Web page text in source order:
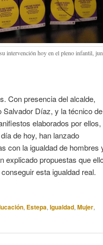
intervención hoy en el pleno infantil,
Con presencia del alcalde,
Salvador Díaz, y la técnico de
elaborados por ellos,
de hoy, han lanzado
con la igualdad de hombres
explicado propuestas que
esta igualdad real.
, Estepa, Igualdad, Mujer,